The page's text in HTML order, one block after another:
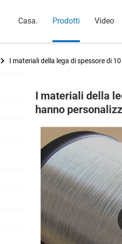
Casa. Prodotti Video
I materiali della lega di spessore di
I materiali della
hanno